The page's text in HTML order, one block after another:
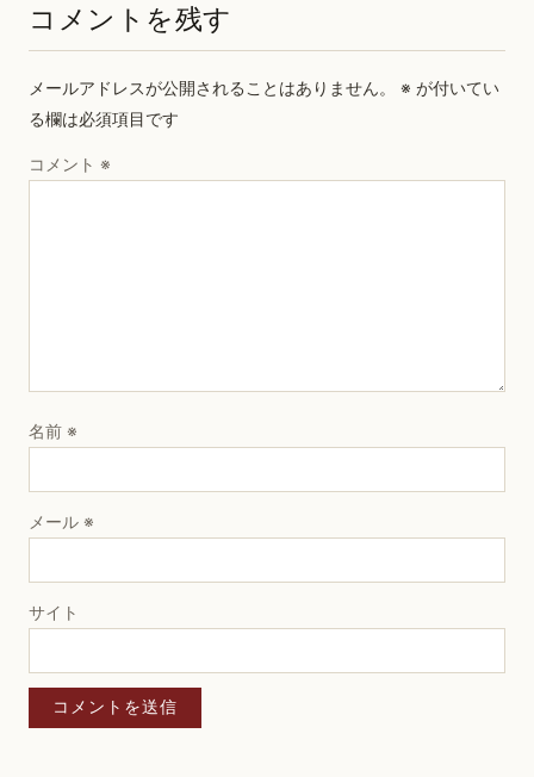
コメントを残す
メールアドレスが公開されることはありません。 ※ が付いてい
る欄は必須項目です
コメント ※
名前 ※
メール ※
サイト